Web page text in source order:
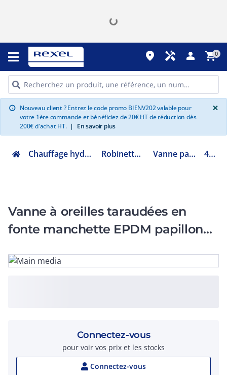
place handyman person shopping_cart0
info Nouveau client ? Entrez le code promo BIENV202 valable pour
votre 1ère commande et bénéficiez de 20€ HT de réduction dès
200€ d'achat HT. | En savoir plus
×
Chauffage hydraulique et plomberie Robinetterie de bâtiment Vanne papillon et à bride 481T-40
Vanne à oreilles taraudées en
fonte manchette EPDM papillon
Connectez-vous
pour voir vos prix et les stocks
Connectez-vous